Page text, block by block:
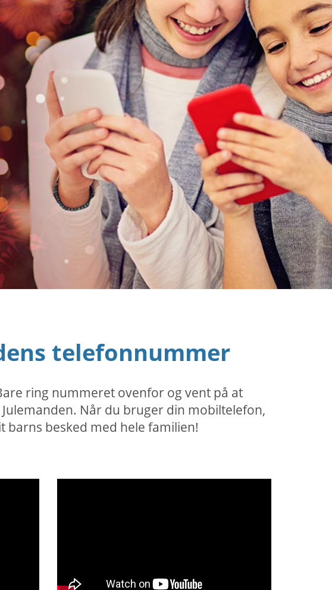
telefonnummer
ring nummeret ovenfor og vent på at
Når du bruger din mobiltelefon,
barns besked med hele familien!